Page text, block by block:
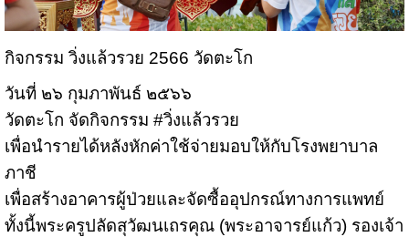
กิจกรรม วิ่งแล้วรวย 2566 วัดตะโก
วันที่ ๒๖ กุมภาพันธ์ ๒๕๖๖
วัดตะโก จัดกิจกรรม #วิ่งแล้วรวย
เพื่อนำรายได้หลังหักค่าใช้จ่ายมอบให้กับโรงพยาบาล
ภาชี
เพื่อสร้างอาคารผู้ป่วยและจัดซื้ออุปกรณ์ทางการแพทย์
ทั้งนี้พระครูปลัดสุวัฒนเถรคุณ (พระอาจารย์แก้ว) รองเจ้า